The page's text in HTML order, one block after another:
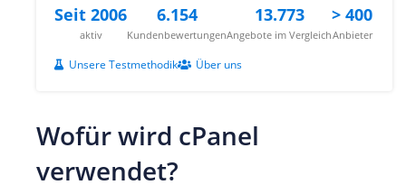
Seit 2006
aktiv
6.154
Kundenbewertungen
13.773
Angebote im Vergleich
> 400
Anbieter
Unsere Testmethodik Über uns
Wofür wird cPanel
verwendet?